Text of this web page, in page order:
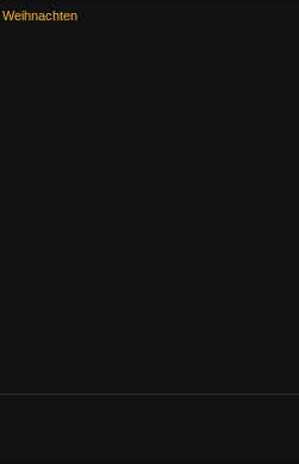
Weihnachten